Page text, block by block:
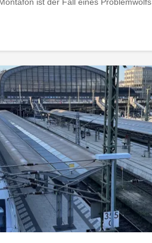
ist der Fall eines